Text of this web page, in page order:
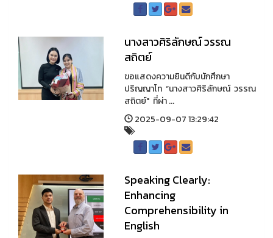
นางสาวศิริลักษณ์ วรรณ
สถิตย์
ขอแสดงความยินดีกับนักศึกษา
ปริญญาโท “นางสาวศิริลักษณ์ วรรณ
สถิตย์" ที่ผ่า ...
2025-09-07 13:29:42
Speaking Clearly:
Enhancing
Comprehensibility in
English